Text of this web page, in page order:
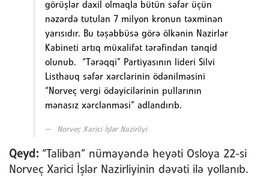
görüşlər daxil olmaqla bütün səfər üçün
nəzərdə tutulan 7 milyon kronun təxminən
yarısıdır. Bu təşəbbüsə görə ölkənin Nazirlər
Kabineti artıq müxalifət tərəfindən tənqid
olunub. “Tərəqqi” Partiyasının lideri Silvi
Listhauq səfər xərclərinin ödənilməsini
“Norveç vergi ödəyicilərinin pullarının
mənasız xərclənməsi” adlandırıb.
Norveç Xarici İşlər Nazirliyi
Qeyd: “Taliban” nümayəndə heyəti Osloya 22-si
Norveç Xarici İşlər Nazirliyinin dəvəti ilə yollanıb.